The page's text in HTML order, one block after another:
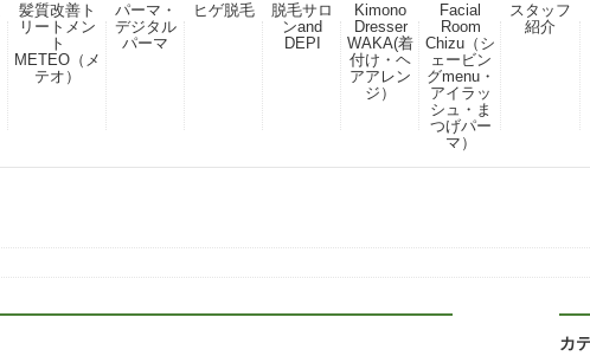
髪質改善ト
リートメン
ト
METEO（メ
テオ）
パーマ・
デジタル
パーマ
ヒゲ脱毛
脱毛サロ
ンand
DEPI
Kimono
Dresser
WAKA(着
付け・ヘ
アアレン
ジ）
Facial
Room
Chizu（シ
ェービン
グmenu・
アイラッ
シュ・ま
つげパー
マ）
スタッフ
紹介
カ